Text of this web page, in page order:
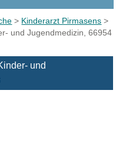
> Kinderarzt Pirmasens >
und Jugendmedizin, 66954
und